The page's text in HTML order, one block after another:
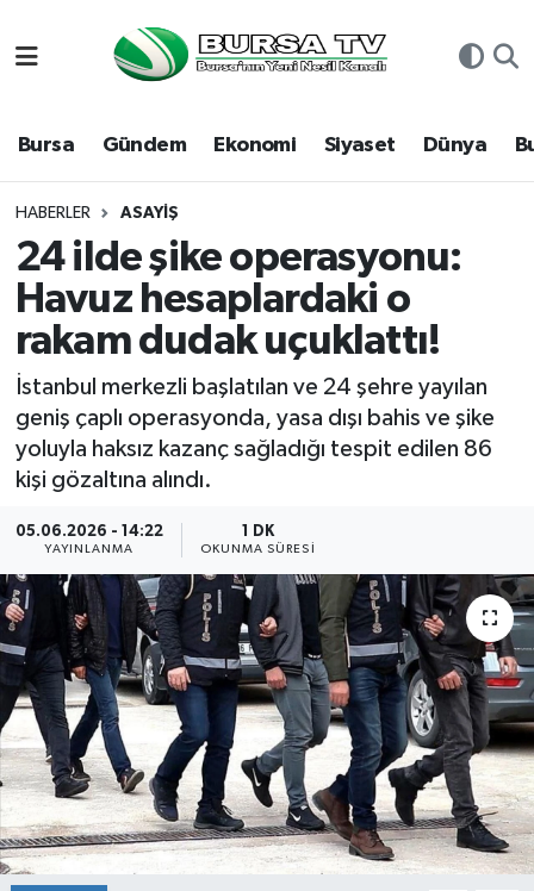
Bursa Gündem Ekonomi Siyaset Dünya
HABERLER ASAYIŞ
24 ilde şike operasyonu:
Havuz hesaplardaki o
rakam dudak uçuklattı!
İstanbul merkezli başlatılan ve 24 şehre yayılan
geniş çaplı operasyonda, yasa dışı bahis ve şike
yoluyla haksız kazanç sağladığı tespit edilen 86
kişi gözaltına alındı.
05.06.2026 - 14:22
YAYINLANMA
1 DK
OKUNMA SÜRESI
Bursa
Dünya
Eğitim
Ekonomi
Genel
Gündem
Sağlık
Siyaset
Spor
Teknoloji
Türkiye
Hava Durumu
Namaz Vakitleri
Trafik Durumu
Süper Lig Puan Durumu ve Fikstür
Tüm Manşetler
Son Dakika Haberleri